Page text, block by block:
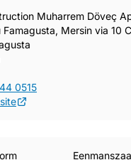
Muharrem Döveç
Famagusta, Mersin via 10
0515